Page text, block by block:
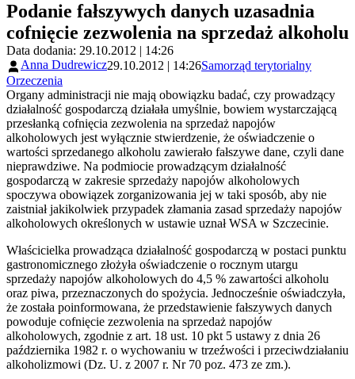
Podanie fałszywych danych uzasadnia
cofnięcie zezwolenia na sprzedaż alkoholu
Data dodania: 29.10.2012 | 14:26
Anna Dudrewicz29.10.2012 | 14:26Samorząd terytorialny
Orzeczenia
Organy administracji nie mają obowiązku badać, czy prowadzący
działalność gospodarczą działała umyślnie, bowiem wystarczającą
przesłanką cofnięcia zezwolenia na sprzedaż napojów
alkoholowych jest wyłącznie stwierdzenie, że oświadczenie o
wartości sprzedanego alkoholu zawierało fałszywe dane, czyli dane
nieprawdziwe. Na podmiocie prowadzącym działalność
gospodarczą w zakresie sprzedaży napojów alkoholowych
spoczywa obowiązek zorganizowania jej w taki sposób, aby nie
zaistniał jakikolwiek przypadek złamania zasad sprzedaży napojów
alkoholowych określonych w ustawie uznał WSA w Szczecinie.
Właścicielka prowadząca działalność gospodarczą w postaci punktu
gastronomicznego złożyła oświadczenie o rocznym utargu
sprzedaży napojów alkoholowych do 4,5 % zawartości alkoholu
oraz piwa, przeznaczonych do spożycia. Jednocześnie oświadczyła,
że została poinformowana, że przedstawienie fałszywych danych
powoduje cofnięcie zezwolenia na sprzedaż napojów
alkoholowych, zgodnie z art. 18 ust. 10 pkt 5 ustawy z dnia 26
października 1982 r. o wychowaniu w trzeźwości i przeciwdziałaniu
alkoholizmowi (Dz. U. z 2007 r. Nr 70 poz. 473 ze zm.).